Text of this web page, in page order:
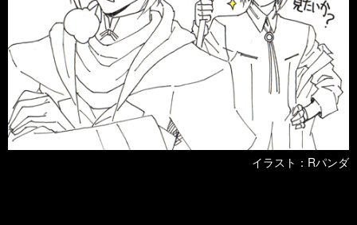
イラスト：Rパンダ